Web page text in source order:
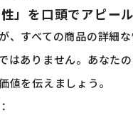
」を口頭でアピー
、すべての商品の詳細
はありません。あなた
値を伝えましょう。
：